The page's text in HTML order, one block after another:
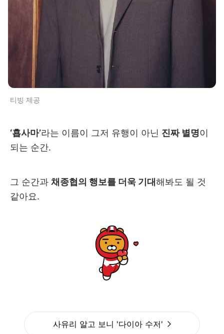
티빙 제공
‘횹사마’라는 이름이 그저 유행이 아닌 진짜 별명이
되는 순간.
그 순간과 채종협의 행보를 더욱 기대해봐도 될 것
같아요.
사유리 알고 보니 '다이아 수저'